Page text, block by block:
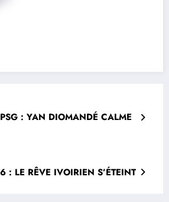
: YAN DIOMANDÉ CALME
LE RÊVE IVOIRIEN S’ÉTEINT